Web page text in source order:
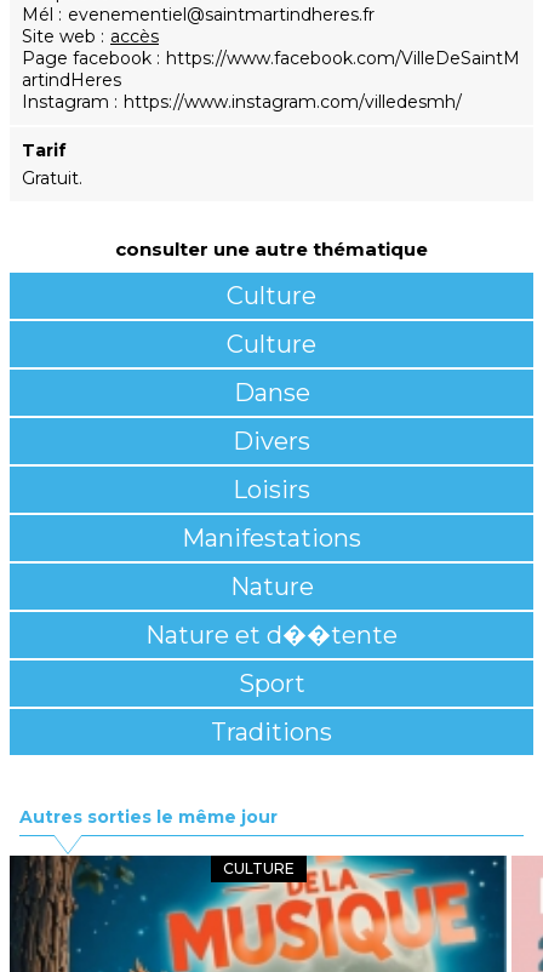
Mél
evenementiel@saintmartindheres.fr
Site web
accès
Page facebook
https://www.facebook.com/VilleDeSaintM
artindHeres
Instagram
https://www.instagram.com/villedesmh/
Tarif
Gratuit.
consulter une autre thématique
Culture
Culture
Danse
Divers
Loisirs
Manifestations
Nature
Nature et d��tente
Sport
Traditions
Autres sorties le même jour
CULTURE